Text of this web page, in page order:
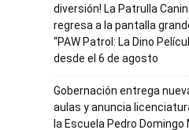
diversión! La Patrulla
regresa a la pantalla
“PAW Patrol: La Dino
desde el 6 de agosto
Gobernación entrega
aulas y anuncia
la Escuela Pedro Domingo